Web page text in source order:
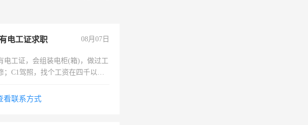
电工证求职 08月07日
电工证，会组装电柜(箱)，做过工
；C1驾照，找个工资在四千以
看联系方式